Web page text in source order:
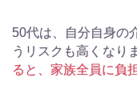
50代は、自分自身の
うリスクも高くなり
ると、家族全員に負